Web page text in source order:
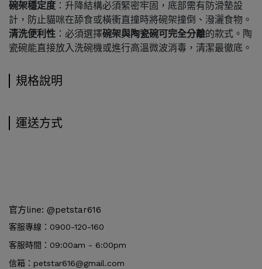
碗架穩定度 ：升降結構必須緊密牢固，底部需有防滑墊設
計，防止貓咪在舔食或橫衝直撞時將碗架撞倒、潑灑食物。
清洗便利性 ：必須選擇碗架與陶瓷碗可完全分離的款式。陶
瓷碗能直接放入洗碗機或進行高溫微波消毒，清潔最徹底。
規格說明
運送方式
官方line: @petstar616
客服專線：0900-120-160
客服時間：09:00am - 6:00pm
信箱：petstar616@gmail.com